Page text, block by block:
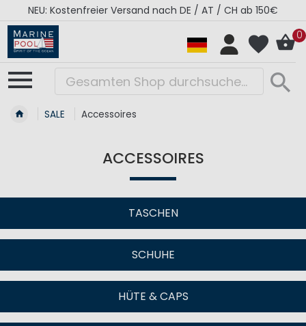
NEU: Kostenfreier Versand nach DE / AT / CH ab 150€
0
SALE Accessoires
ACCESSOIRES
TASCHEN
SCHUHE
HÜTE & CAPS